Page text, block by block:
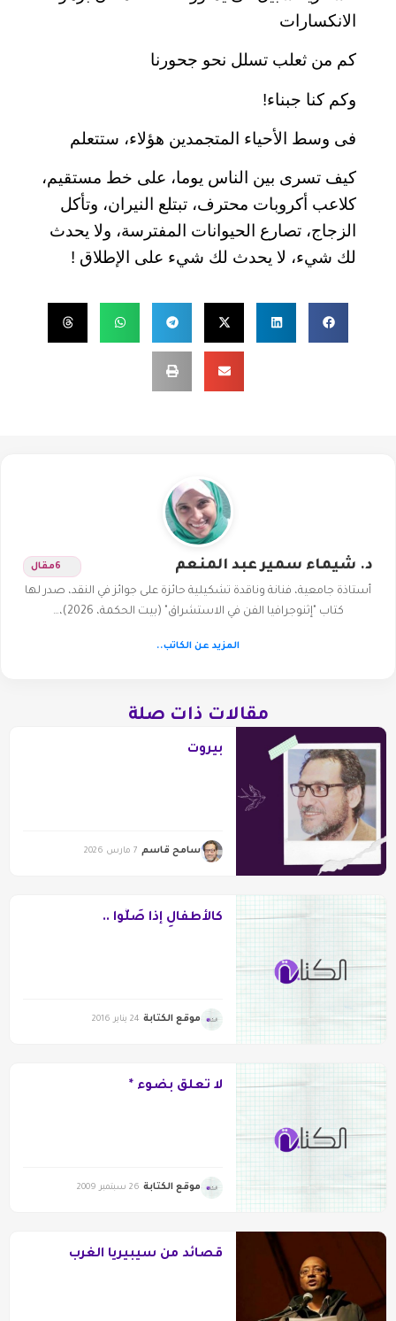
الانكسارات
كم من ثعلب تسلل نحو جحورنا
وكم كنا جبناء!
فى وسط الأحياء المتجمدين هؤلاء، ستتعلم
كيف تسرى بين الناس يوما، على خط مستقيم،
كلاعب أكروبات محترف، تبتلع النيران، وتأكل
الزجاج، تصارع الحيوانات المفترسة، ولا يحدث
لك شيء، لا يحدث لك شيء على الإطلاق !
د. شيماء سمير عبد المنعم 6مقال
أستاذة جامعية، فنانة وناقدة تشكيلية حائزة على جوائز في النقد، صدر لها
كتاب "إثنوجرافيا الفن في الاستشراق" (بيت الحكمة، 2026)،…
المزيد عن الكاتب..
مقالات ذات صلة
بيروت
سامح قاسم 7 مارس 2026
كالأطفالِ إذا صَلُّوا ..
موقع الكتابة 24 يناير 2016
لا تعلقُ بضوء *
موقع الكتابة 26 سبتمبر 2009
قصائد من سيبيريا الغرب